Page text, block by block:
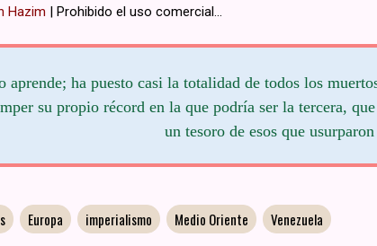
Hazim | Prohibido el uso comercial...
aprende; ha puesto casi la totalidad de todos los
su propio récord en la que podría ser la tercera,
un tesoro de esos que
Europa imperialismo Medio Oriente Venezuela